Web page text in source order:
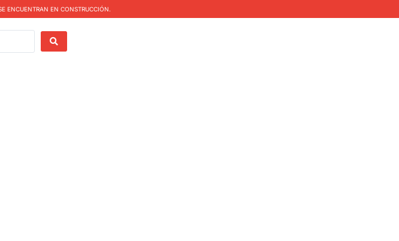
ENCUENTRAN EN CONSTRUCCIÓN.